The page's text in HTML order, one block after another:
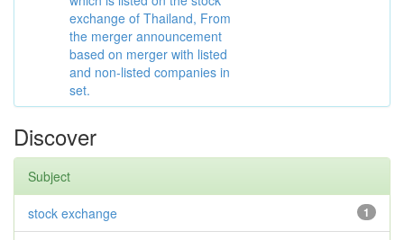
exchange of Thailand, From
the merger announcement
based on merger with listed
and non-listed companies in
set.
Discover
Subject
1
stock exchange